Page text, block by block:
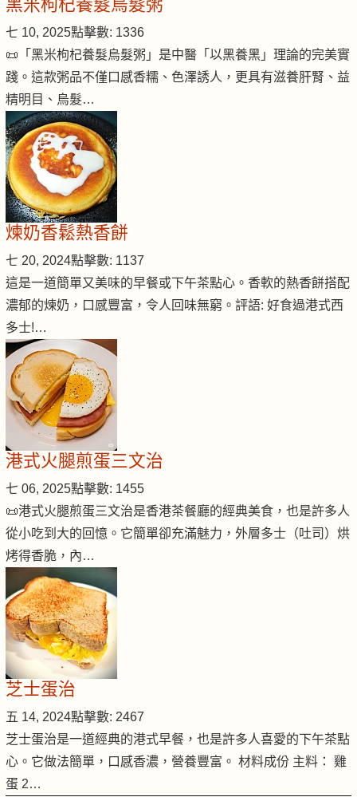
黑米枸杞養髮烏髮粥
七 10, 2025點擊數: 1336
📜「黑米枸杞養髮烏髮粥」是中醫「以黑養黑」理論的完美實
踐。這款粥品不僅口感香糯、色澤誘人，更具有滋養肝腎、益
精明目、烏髮…
煉奶香鬆熱香餅
七 20, 2024點擊數: 1137
這是一道簡單又美味的早餐或下午茶點心。香軟的熱香餅搭配
濃郁的煉奶，口感豐富，令人回味無窮。評語: 好食過港式西
多士!…
港式火腿煎蛋三文治
七 06, 2025點擊數: 1455
📜港式火腿煎蛋三文治是香港茶餐廳的經典美食，也是許多人
從小吃到大的回憶。它簡單卻充滿魅力，外層多士（吐司）烘
烤得香脆，內…
芝士蛋治
五 14, 2024點擊數: 2467
芝士蛋治是一道經典的港式早餐，也是許多人喜愛的下午茶點
心。它做法簡單，口感香濃，營養豐富。 材料成份 主料： 雞
蛋 2…